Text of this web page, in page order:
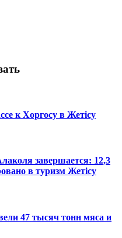
к Хоргосу в Жетісу
завершается: 12,3
в туризм Жетісу
47 тысяч тонн мяса и